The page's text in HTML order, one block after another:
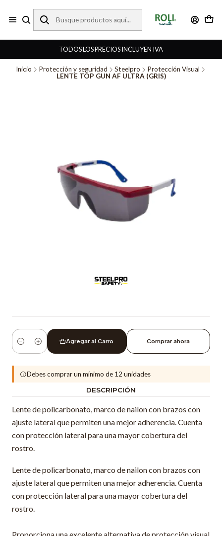
TODOS LOS PRECIOS INCLUYEN IVA
Inicio Protección y seguridad Steelpro
Protección Visual
LENTE TOP GUN AF ULTRA (GRIS)
Cantidad
Agregar al Carro Comprar ahora
Debes comprar un mínimo de 12 unidades
DESCRIPCIÓN
Lente de policarbonato, marco de nailon con brazos con
ajuste lateral que permiten una mejor adherencia. Cuenta
con protección lateral para una mayor cobertura del
rostro.
Lente de policarbonato, marco de nailon con brazos con
ajuste lateral que permiten una mejor adherencia. Cuenta
con protección lateral para una mayor cobertura del
rostro.